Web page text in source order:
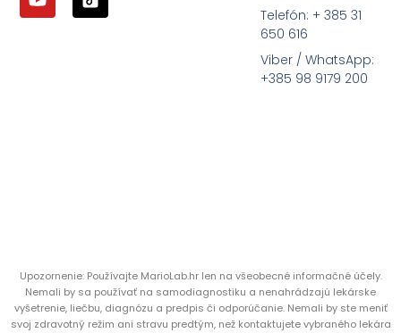
Telefón: + 385 31
650 616
Viber / WhatsApp:
+385 98 9179 200
Upozornenie: Používajte MarioLab.hr len na všeobecné informačné účely.
Nemali by sa používať na samodiagnostiku a nenahrádzajú lekárske
vyšetrenie, liečbu, diagnózu a predpis či odporúčanie. Nemali by ste meniť
svoj zdravotný režim ani stravu predtým, než kontaktujete vybraného lekára